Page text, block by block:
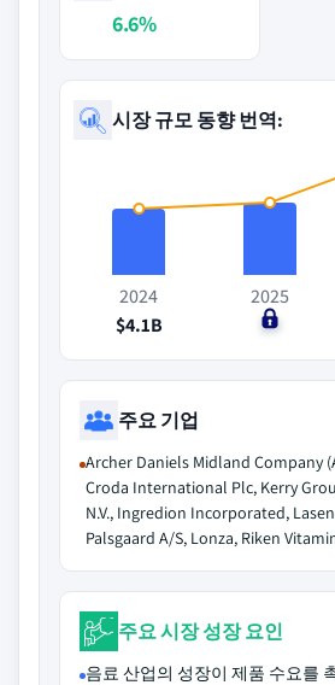
6.6%
시장 규모 동향 번역:
2024
$4.1B
2025
$0
주요 기업
Archer Daniels Midland Company
Croda International Plc, Kerry
N.V., Ingredion Incorporated,
Palsgaard A/S, Lonza, Riken
주요 시장 성장 요인
음료 산업의 성장이 제품 수요를